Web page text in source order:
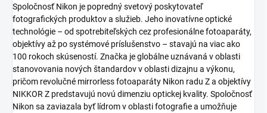
Spoločnosť Nikon je popredný svetový poskytovateľ
fotografických produktov a služieb. Jeho inovatívne optické
technológie – od spotrebiteľských cez profesionálne fotoaparáty,
objektívy až po systémové príslušenstvo – stavajú na viac ako
100 rokoch skúseností. Značka je globálne uznávaná v oblasti
stanovovania nových štandardov v oblasti dizajnu a výkonu,
pričom revolučné mirrorless fotoaparáty Nikon radu Z a objektívy
NIKKOR Z predstavujú novú dimenziu optickej kvality. Spoločnosť
Nikon sa zaviazala byť lídrom v oblasti fotografie a umožňuje